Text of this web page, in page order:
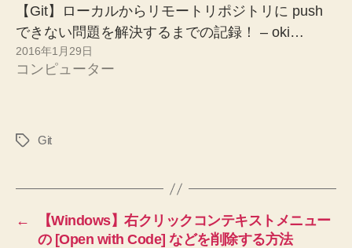
【Git】ローカルからリモートリポジトリに push
できない問題を解決するまでの記録！ – oki…
2016年1月29日
コンピューター
タ
Git
←
【Windows】右クリックコンテキストメニュー
の [Open with Code] などを削除する方法